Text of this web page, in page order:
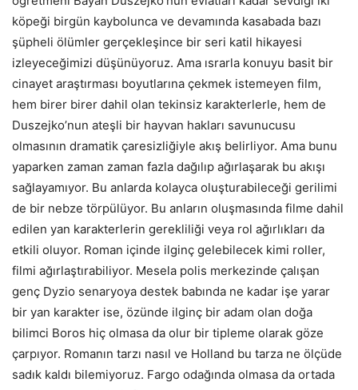
köpeği birgün kaybolunca ve devamında kasabada bazı
şüpheli ölümler gerçekleşince bir seri katil hikayesi
izleyeceğimizi düşünüyoruz. Ama ısrarla konuyu basit bir
cinayet araştırması boyutlarına çekmek istemeyen film,
hem birer birer dahil olan tekinsiz karakterlerle, hem de
Duszejko’nun ateşli bir hayvan hakları savunucusu
olmasının dramatik çaresizliğiyle akış belirliyor. Ama bunu
yaparken zaman zaman fazla dağılıp ağırlaşarak bu akışı
sağlayamıyor. Bu anlarda kolayca oluşturabileceği gerilimi
de bir nebze törpülüyor. Bu anların oluşmasında filme dahil
edilen yan karakterlerin gerekliliği veya rol ağırlıkları da
etkili oluyor. Roman içinde ilginç gelebilecek kimi roller,
filmi ağırlaştırabiliyor. Mesela polis merkezinde çalışan
genç Dyzio senaryoya destek babında ne kadar işe yarar
bir yan karakter ise, özünde ilginç bir adam olan doğa
bilimci Boros hiç olmasa da olur bir tipleme olarak göze
çarpıyor. Romanın tarzı nasıl ve Holland bu tarza ne ölçüde
sadık kaldı bilemiyoruz. Fargo odağında olmasa da ortada